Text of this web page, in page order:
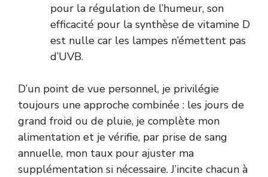
pour la régulation de l’humeur, son
efficacité pour la synthèse de vitamine D
est nulle car les lampes n’émettent pas
d’UVB.
D’un point de vue personnel, je privilégie
toujours une approche combinée : les jours de
grand froid ou de pluie, je complète mon
alimentation et je vérifie, par prise de sang
annuelle, mon taux pour ajuster ma
supplémentation si nécessaire. J’incite chacun à